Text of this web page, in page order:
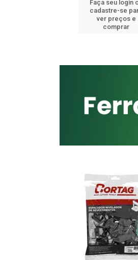
Faça seu login
cadastre-se
ver preços e
comprar